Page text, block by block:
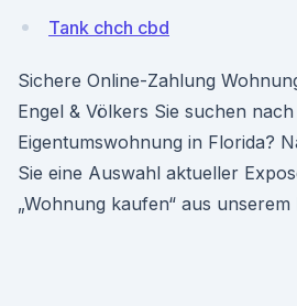
Tank chch cbd
Sichere Online-Zahlung
Engel & Völkers Sie suchen
Eigentumswohnung in Florida?
Sie eine Auswahl aktueller
„Wohnung kaufen“ aus